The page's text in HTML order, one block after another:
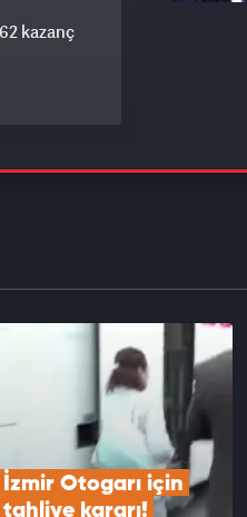
kazanç
Son
İzmir Otogarı için
tahliye kararı!